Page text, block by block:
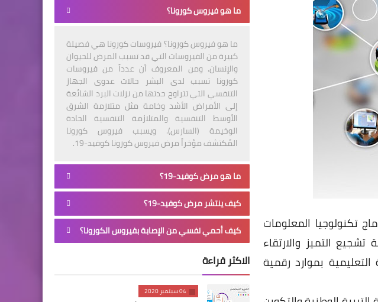
تكنولوجيا المعلومات
تشجيع التميز والارتقاء
التعليمية بموارد رقمية
ما هو فيروس كورونا؟
ما هو فيروس كورونا؟ فيروسات كورونا هي فصيلة
كبيرة من الفيروسات التي قد تسبب المرض للحيوان
والإنسان. ومن المعروف أن عدداً من فيروسات
كورونا تسبب لدى البشر حالات عدوى الجهاز
التنفسي التي تتراوح حدتها من نزلات البرد الشائعة
إلى الأمراض الأشد وخامة مثل متلازمة الشرق
الأوسط التنفسية والمتلازمة التنفسية الحادة
الوخيمة (السارس). ويسبب فيروس كورونا
المُكتشف مؤخراً مرض فيروس كورونا كوفيد-19.
ما هو مرض كوفيد-19؟
كيف ينتشر مرض كوفيد-19؟
كيف أحمي نفسي من الإصابة بفيروس الكورونا؟
الاكثر قراءة
04 سبتمبر 2020